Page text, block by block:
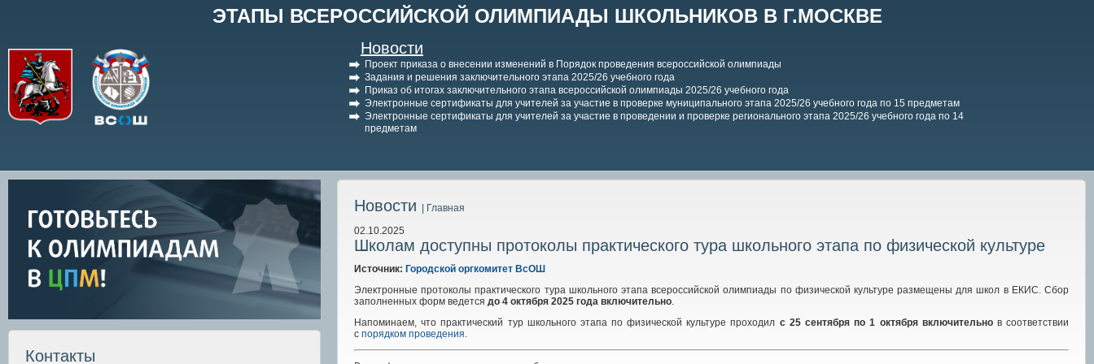
ЭТАПЫ ВСЕРОССИЙСКОЙ ОЛИМПИАДЫ ШКОЛЬНИКОВ В Г.МОСКВЕ
Новости
Проект приказа о внесении изменений в Порядок проведения всероссийской олимпиады
Задания и решения заключительного этапа 2025/26 учебного года
Приказ об итогах заключительного этапа всероссийской олимпиады 2025/26 учебного года
Электронные сертификаты для учителей за участие в проверке муниципального этапа 2025/26 учебного года по 15 предметам
Электронные сертификаты для учителей за участие в проведении и проверке регионального этапа 2025/26 учебного года по 14
предметам
Контакты
Новости
| Главная
02.10.2025
Школам доступны протоколы практического тура школьного этапа по физической культуре
Источник: Городской оргкомитет ВсОШ
Электронные протоколы практического тура школьного этапа всероссийской олимпиады по физической культуре размещены для школ в ЕКИС. Сбор
заполненных форм ведется до 4 октября 2025 года включительно.
Напоминаем, что практический тур школьного этапа по физической культуре проходил с 25 сентября по 1 октября включительнов соответствии
с порядком проведения.